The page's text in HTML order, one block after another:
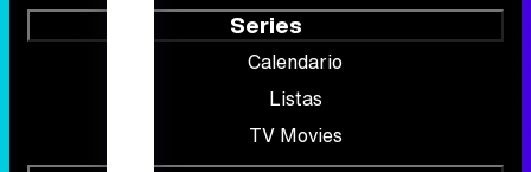
Audiencias
Programación
Vídeos
Fotos